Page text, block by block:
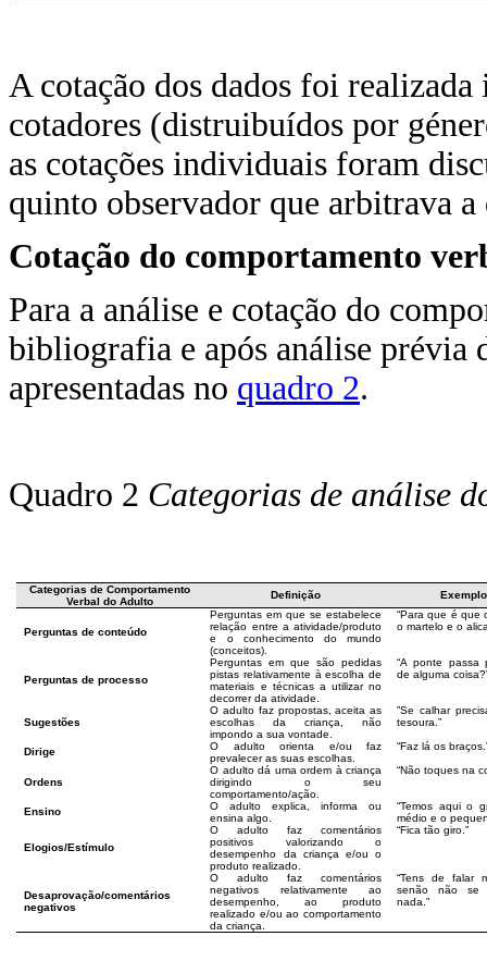
A cotação dos dados foi
cotadores (distruibuídos por
as cotações individuais foram
quinto observador que arbitrava
Cotação do comportamento
Para a análise e cotação do
bibliografia e após análise prévia
apresentadas no quadro 2.
Quadro 2 Categorias de análise
Categorias de Comportamento
Verbal do Adulto
Definição Exemplo
Perguntas de conteúdo
Perguntas em que se estabelece
relação entre a atividade/produto
e o conhecimento do mundo
(conceitos).
“Para que é que
o martelo e o
Perguntas de processo
Perguntas em que são pedidas
pistas relativamente à escolha de
materiais e técnicas a utilizar no
decorrer da atividade.
“A ponte passa
de alguma
Sugestões
O adulto faz propostas, aceita as
escolhas da criança, não
impondo a sua vontade.
”Se calhar
tesoura.”
Dirige
O adulto orienta e/ou faz
prevalecer as suas escolhas.
“Faz lá os
Ordens
O adulto dá uma ordem à criança
dirigindo o seu
comportamento/ação.
“Não toques na
Ensino
O adulto explica, informa ou
ensina algo.
“Temos aqui o
médio e o
Elogios/Estímulo
O adulto faz comentários
positivos valorizando o
desempenho da criança e/ou o
produto realizado.
“Fica tão giro.”
Desaprovação/comentários
negativos
O adulto faz comentários
negativos relativamente ao
desempenho, ao produto
realizado e/ou ao comportamento
da criança.
“Tens de falar
senão não se
nada.”